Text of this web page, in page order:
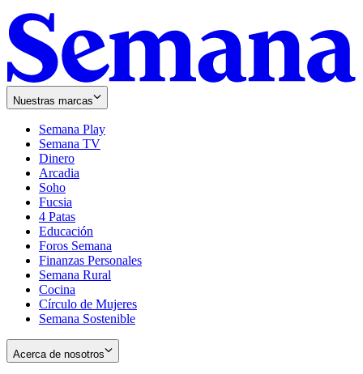
Nuestras marcas
Semana Play
Semana TV
Dinero
Arcadia
Soho
in
new
window
Fucsia
in
new
window
4 Patas
Educación
Foros Semana
Finanzas Personales
Semana Rural
Cocina
Círculo de Mujeres
Semana Sostenible
Acerca de nosotros